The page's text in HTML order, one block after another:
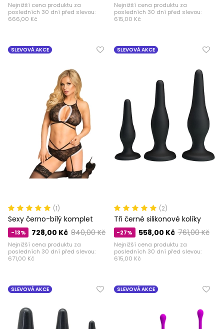
Nejnižší cena produktu za
posledních 30 dní před slevou:
666,00 Kč
Nejnižší cena produktu za
posledních 30 dní před slevou:
615,00 Kč
SLEVOVÁ AKCE
(1)
Sexy černo-bílý komplet
-13% 840,00 Kč
728,00 Kč
Nejnižší cena produktu za
posledních 30 dní před slevou:
671,00 Kč
SLEVOVÁ AKCE
(2)
Tři černé silikonové kolíky
-27% 761,00 Kč
558,00 Kč
Nejnižší cena produktu za
posledních 30 dní před slevou:
615,00 Kč
SLEVOVÁ AKCE SLEVOVÁ AKCE